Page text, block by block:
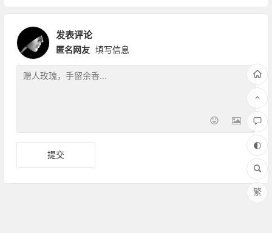
发表评论
匿名网友 填写信息
繁